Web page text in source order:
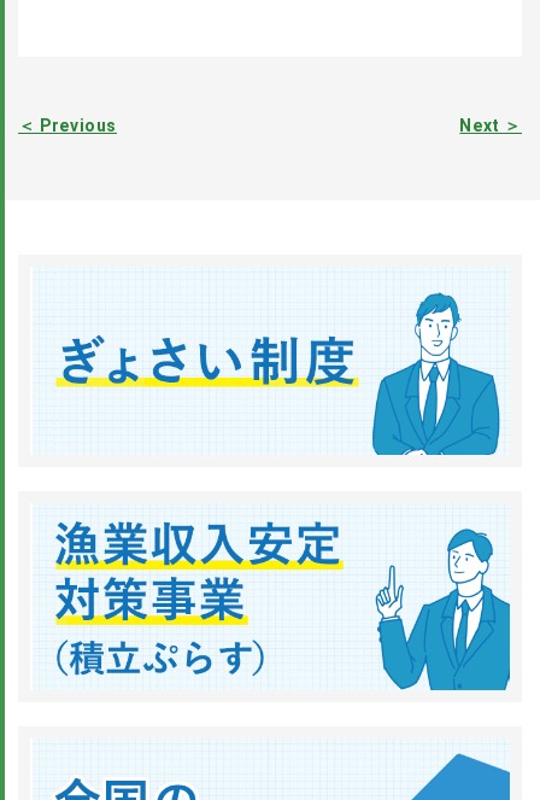
＜ Previous Next ＞